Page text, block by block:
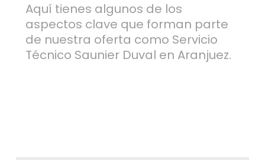
Aquí tienes algunos de los
aspectos clave que forman parte
de nuestra oferta como Servicio
Técnico Saunier Duval en Aranjuez.